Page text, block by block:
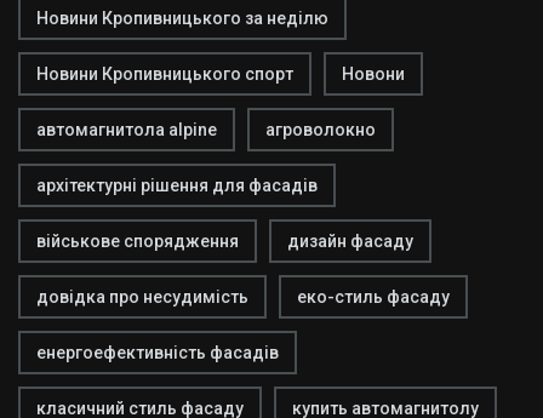
Новини Кропивницького за неділю
Новини Кропивницького спорт Новони
автомагнитола alpine агроволокно
архітектурні рішення для фасадів
військове спорядження дизайн фасаду
довідка про несудимість еко-стиль фасаду
енергоефективність фасадів
класичний стиль фасаду купить автомагнитолу